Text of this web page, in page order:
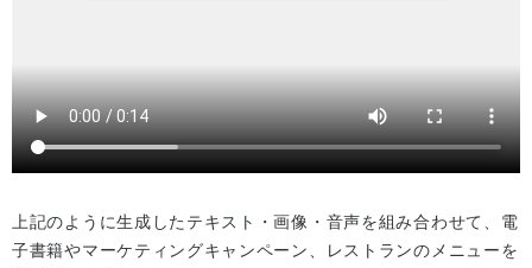
上記のように生成したテキスト・画像・音声を組み合わせて、電
子書籍やマーケティングキャンペーン、レストランのメニューを